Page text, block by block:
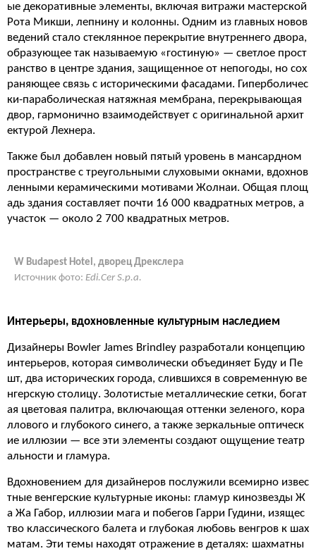
ые декоративные элементы, включая витражи мастерской
Рота Микши, лепнину и колонны. Одним из главных новов
ведений стало стеклянное перекрытие внутреннего двора,
образующее так называемую «гостиную» — светлое прост
ранство в центре здания, защищенное от непогоды, но сох
раняющее связь с историческими фасадами. Гиперболичес
ки-параболическая натяжная мембрана, перекрывающая
двор, гармонично взаимодействует с оригинальной архит
ектурой Лехнера.
Также был добавлен новый пятый уровень в мансардном
пространстве с треугольными слуховыми окнами, вдохнов
ленными керамическими мотивами Жолнаи. Общая площ
адь здания составляет почти 16 000 квадратных метров, а
участок — около 2 700 квадратных метров.
W Budapest Hotel, дворец Дрекслера
Источник фото: Edi.Cer S.p.a.
Интерьеры, вдохновленные культурным наследием
Дизайнеры Bowler James Brindley разработали концепцию
интерьеров, которая символически объединяет Буду и Пе
шт, два исторических города, слившихся в современную ве
нгерскую столицу. Золотистые металлические сетки, богат
ая цветовая палитра, включающая оттенки зеленого, кора
ллового и глубокого синего, а также зеркальные оптическ
ие иллюзии — все эти элементы создают ощущение театр
альности и гламура.
Вдохновением для дизайнеров послужили всемирно извес
тные венгерские культурные иконы: гламур кинозвезды Ж
а Жа Габор, иллюзии мага и побегов Гарри Гудини, изящес
тво классического балета и глубокая любовь венгров к шах
матам. Эти темы находят отражение в деталях: шахматны